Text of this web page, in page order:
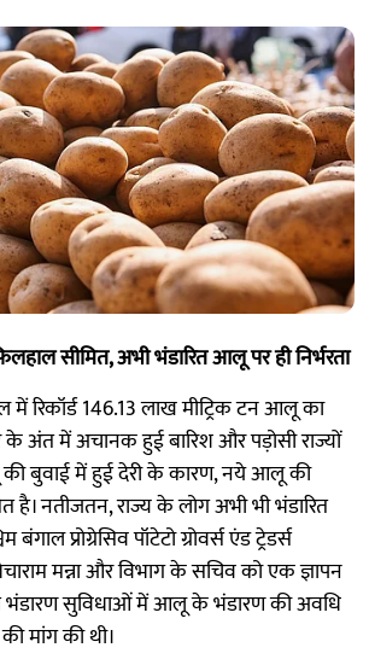
सीमित, अभी भंडारित आलू पर ही निर्भरता
में रिकॉर्ड 146.13 लाख मीट्रिक टन आलू का
अंत में अचानक हुई बारिश और पड़ोसी राज्यों
बुवाई में हुई देरी के कारण, नये आलू की
है। नतीजतन, राज्य के लोग अभी भी भंडारित
प्रोग्रेसिव पॉटेटो ग्रोवर्स एंड ट्रेडर्स
मन्ना और विभाग के सचिव को एक ज्ञापन
भंडारण सुविधाओं में आलू के भंडारण की अवधि
मांग की थी।